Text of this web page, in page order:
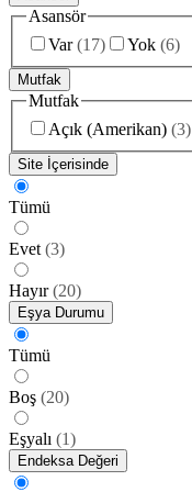
Asansör
Var (17) Yok (6)
Mutfak
Mutfak
Açık (Amerikan) (3)
Site İçerisinde
Tümü
Evet (3)
Hayır (20)
Eşya Durumu
Tümü
Boş (20)
Eşyalı (1)
Endeksa Değeri